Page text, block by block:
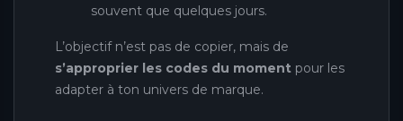
souvent que quelques jours.
L’objectif n’est pas de copier, mais de
s’approprier les codes du moment pour les
adapter à ton univers de marque.